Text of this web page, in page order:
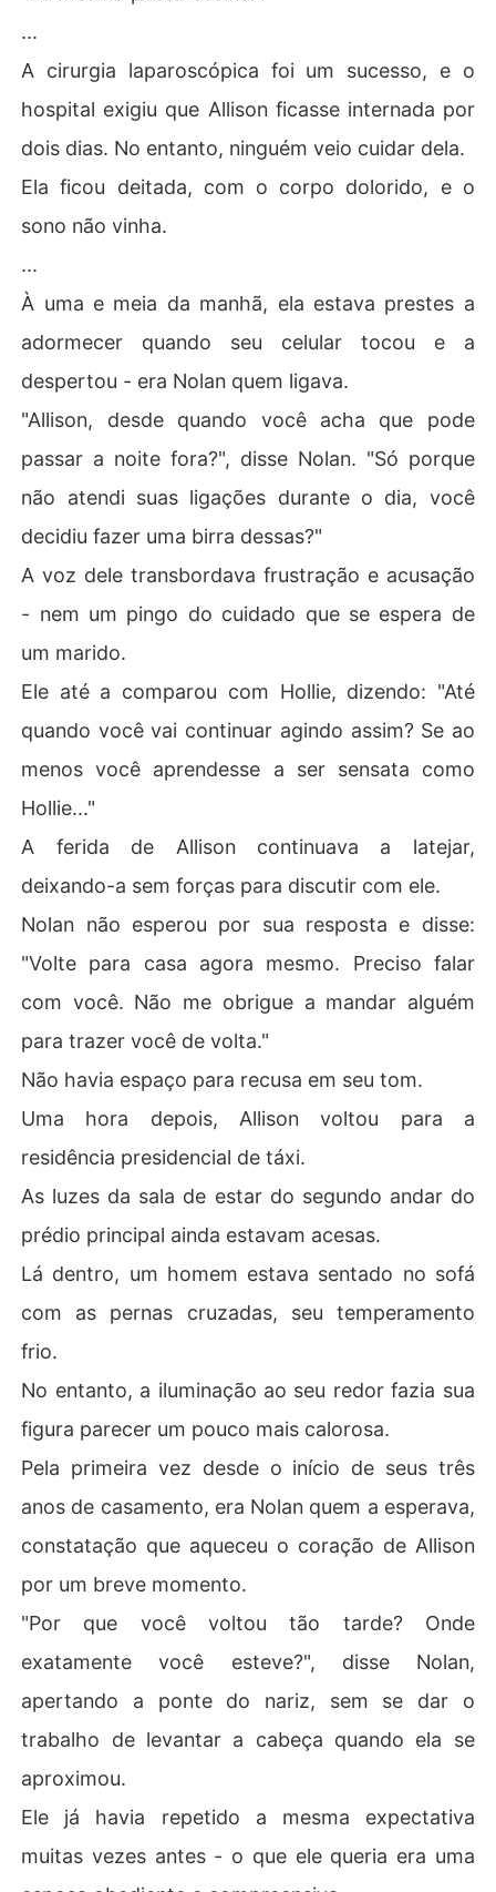
...
A cirurgia laparoscópica foi um sucesso, e o
hospital exigiu que Allison ficasse internada por
dois dias. No entanto, ninguém veio cuidar dela.
Ela ficou deitada, com o corpo dolorido, e o
sono não vinha.
...
À uma e meia da manhã, ela estava prestes a
adormecer quando seu celular tocou e a
despertou - era Nolan quem ligava.
"Allison, desde quando você acha que pode
passar a noite fora?", disse Nolan. "Só porque
não atendi suas ligações durante o dia, você
decidiu fazer uma birra dessas?"
A voz dele transbordava frustração e acusação
- nem um pingo do cuidado que se espera de
um marido.
Ele até a comparou com Hollie, dizendo: "Até
quando você vai continuar agindo assim? Se ao
menos você aprendesse a ser sensata como
Hollie..."
A ferida de Allison continuava a latejar,
deixando-a sem forças para discutir com ele.
Nolan não esperou por sua resposta e disse:
"Volte para casa agora mesmo. Preciso falar
com você. Não me obrigue a mandar alguém
para trazer você de volta."
Não havia espaço para recusa em seu tom.
Uma hora depois, Allison voltou para a
residência presidencial de táxi.
As luzes da sala de estar do segundo andar do
prédio principal ainda estavam acesas.
Lá dentro, um homem estava sentado no sofá
com as pernas cruzadas, seu temperamento
frio.
No entanto, a iluminação ao seu redor fazia sua
figura parecer um pouco mais calorosa.
Pela primeira vez desde o início de seus três
anos de casamento, era Nolan quem a esperava,
constatação que aqueceu o coração de Allison
por um breve momento.
"Por que você voltou tão tarde? Onde
exatamente você esteve?", disse Nolan,
apertando a ponte do nariz, sem se dar o
trabalho de levantar a cabeça quando ela se
aproximou.
Ele já havia repetido a mesma expectativa
muitas vezes antes - o que ele queria era uma